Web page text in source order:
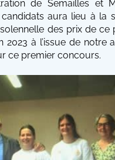
de Semailles et
aura lieu à la
des prix de
à l’issue de notre
ce premier concours.